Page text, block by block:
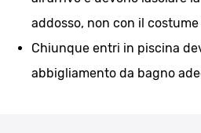
addosso, non con il
Chiunque entri in piscina
abbigliamento da bagno